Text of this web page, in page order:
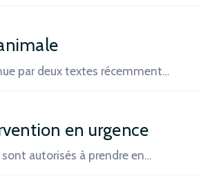
par deux textes récemment…
en urgence
autorisés à prendre en…